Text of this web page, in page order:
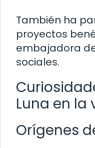
También ha
proyectos
embajadora
sociales.
Luna en la
Orígenes